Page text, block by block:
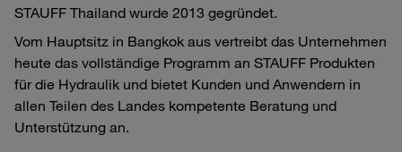
STAUFF Thailand wurde 2013 gegründet.
Vom Hauptsitz in Bangkok aus vertreibt das Unternehmen
heute das vollständige Programm an STAUFF Produkten
für die Hydraulik und bietet Kunden und Anwendern in
allen Teilen des Landes kompetente Beratung und
Unterstützung an.